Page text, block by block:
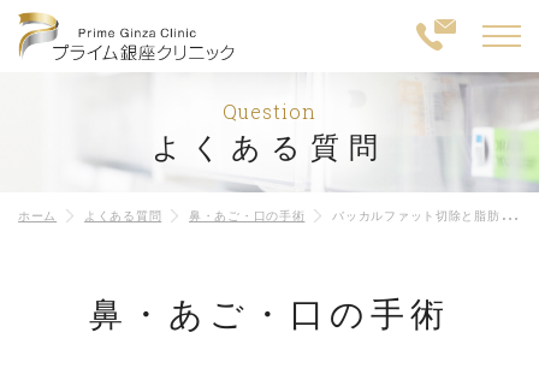
Question
よくある質問
ホーム よくある質問 鼻・あご・口の手術 バッカルファット切除と脂肪吸引はどう違いますか？
鼻・あご・口の手術